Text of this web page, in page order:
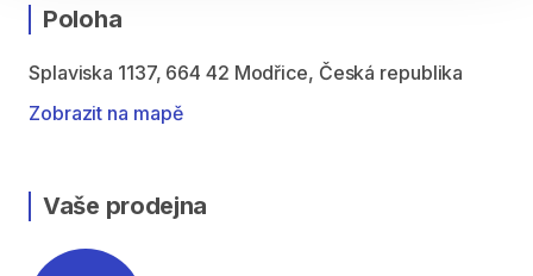
Poloha
Splaviska 1137, 664 42 Modřice, Česká republika
Zobrazit na mapě
Vaše prodejna